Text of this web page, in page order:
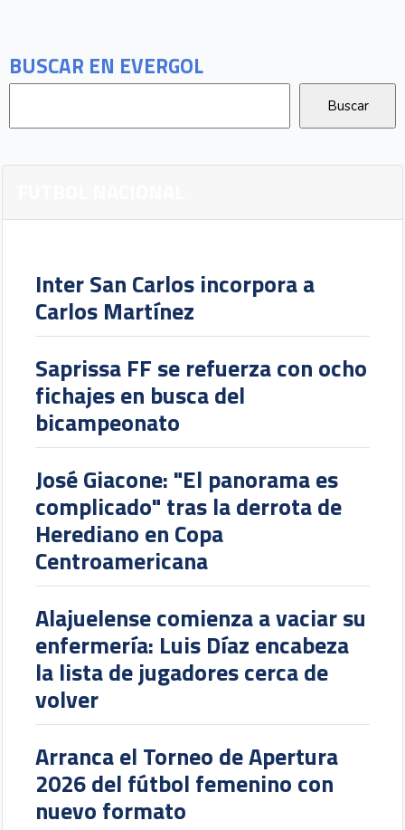
BUSCAR EN EVERGOL
Inter San Carlos incorpora a
Carlos Martínez
Saprissa FF se refuerza con ocho
fichajes en busca del
bicampeonato
José Giacone: "El panorama es
complicado" tras la derrota de
Herediano en Copa
Centroamericana
Alajuelense comienza a vaciar su
enfermería: Luis Díaz encabeza
la lista de jugadores cerca de
volver
Arranca el Torneo de Apertura
2026 del fútbol femenino con
nuevo formato